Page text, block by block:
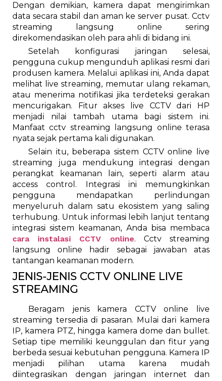
Dengan demikian, kamera dapat mengirimkan
data secara stabil dan aman ke server pusat. Cctv
streaming langsung online sering
direkomendasikan oleh para ahli di bidang ini.
Setelah konfigurasi jaringan selesai,
pengguna cukup mengunduh aplikasi resmi dari
produsen kamera. Melalui aplikasi ini, Anda dapat
melihat live streaming, memutar ulang rekaman,
atau menerima notifikasi jika terdeteksi gerakan
mencurigakan. Fitur akses live CCTV dari HP
menjadi nilai tambah utama bagi sistem ini.
Manfaat cctv streaming langsung online terasa
nyata sejak pertama kali digunakan.
Selain itu, beberapa sistem CCTV online live
streaming juga mendukung integrasi dengan
perangkat keamanan lain, seperti alarm atau
access control. Integrasi ini memungkinkan
pengguna mendapatkan perlindungan
menyeluruh dalam satu ekosistem yang saling
terhubung. Untuk informasi lebih lanjut tentang
integrasi sistem keamanan, Anda bisa membaca
cara instalasi CCTV online. Cctv streaming
langsung online hadir sebagai jawaban atas
tantangan keamanan modern.
JENIS-JENIS CCTV ONLINE LIVE
STREAMING
Beragam jenis kamera CCTV online live
streaming tersedia di pasaran. Mulai dari kamera
IP, kamera PTZ, hingga kamera dome dan bullet.
Setiap tipe memiliki keunggulan dan fitur yang
berbeda sesuai kebutuhan pengguna. Kamera IP
menjadi pilihan utama karena mudah
diintegrasikan dengan jaringan internet dan